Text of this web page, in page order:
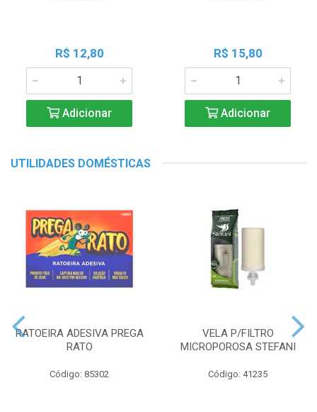
R$ 12,80
Adicionar
R$ 15,80
Adicionar
UTILIDADES DOMÉSTICAS
RATOEIRA ADESIVA PREGA
RATO
Código: 85302
VELA P/FILTRO
MICROPOROSA STEFANI
Código: 41235